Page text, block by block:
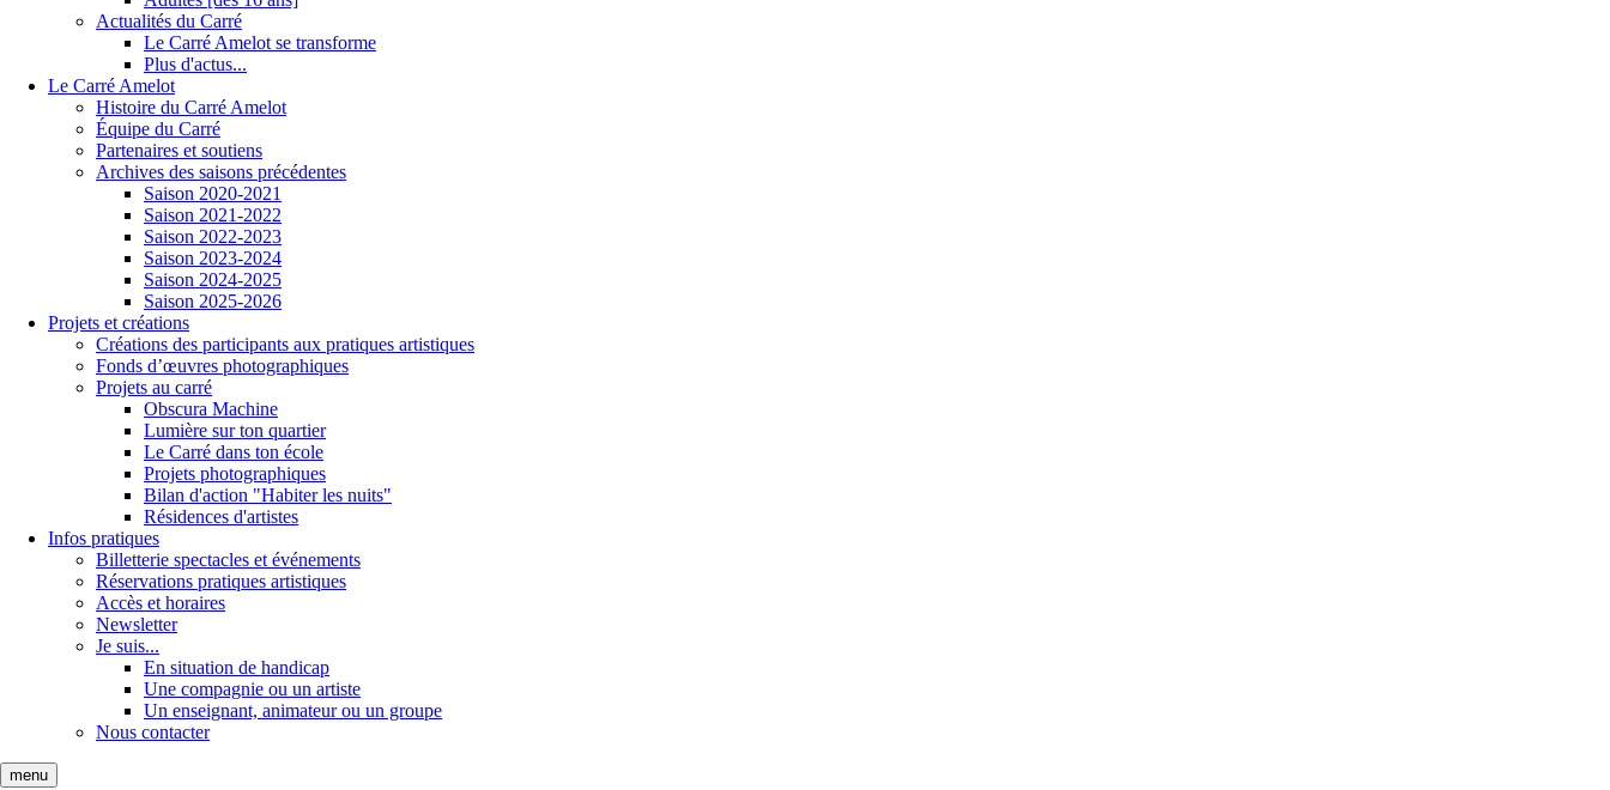
Actualités du Carré
Le Carré Amelot se transforme
Plus d'actus...
Le Carré Amelot
Histoire du Carré Amelot
Équipe du Carré
Partenaires et soutiens
Archives des saisons précédentes
Saison 2020-2021
Saison 2021-2022
Saison 2022-2023
Saison 2023-2024
Saison 2024-2025
Saison 2025-2026
Projets et créations
Créations des participants aux pratiques artistiques
Fonds d’œuvres photographiques
Projets au carré
Obscura Machine
Lumière sur ton quartier
Le Carré dans ton école
Projets photographiques
Bilan d'action "Habiter les nuits"
Résidences d'artistes
Infos pratiques
Billetterie spectacles et événements
Réservations pratiques artistiques
Accès et horaires
Newsletter
Je suis...
En situation de handicap
Une compagnie ou un artiste
Un enseignant, animateur ou un groupe
Nous contacter
menu